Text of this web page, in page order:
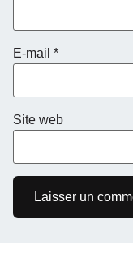
E-mail *
Site web